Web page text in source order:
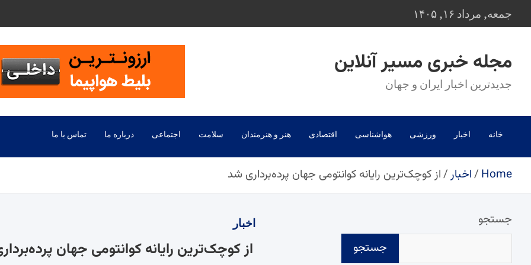
to
جمعه, مرداد ۱۶, ۱۴۰۵
مجله خبری مسیر آنلاین
جدیدترین اخبار ایران و جهان
خانه اخبار ورزشی هواشناسی اقتصادی هنر و هنرمندان سلامت اجتماعی درباره ما تماس با ما
Home اخبار از کوچک‌ترین رایانه کوانتومی جهان پرده‌برداری شد
اخبار
از کوچک‌ترین رایانه کوانتومی جهان
جستجو
جستجو